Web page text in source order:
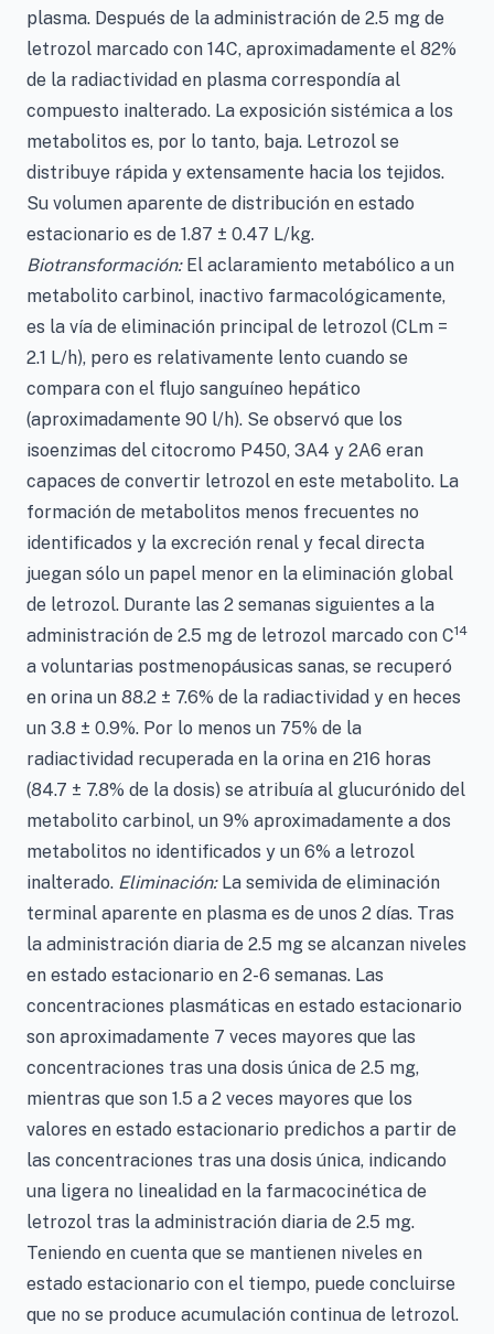
plasma. Después de la administración de 2.5 mg de
letrozol marcado con 14C, aproximadamente el 82%
de la radiactividad en plasma correspondía al
compuesto inalterado. La exposición sistémica a los
metabolitos es, por lo tanto, baja. Letrozol se
distribuye rápida y extensamente hacia los tejidos.
Su volumen aparente de distribución en estado
estacionario es de 1.87 ± 0.47 L/kg.
Biotransformación:El aclaramiento metabólico a un
metabolito carbinol, inactivo farmacológicamente,
es la vía de eliminación principal de letrozol (CLm =
2.1 L/h), pero es relativamente lento cuando se
compara con el flujo sanguíneo hepático
(aproximadamente 90 l/h). Se observó que los
isoenzimas del citocromo P450, 3A4 y 2A6 eran
capaces de convertir letrozol en este metabolito. La
formación de metabolitos menos frecuentes no
identificados y la excreción renal y fecal directa
juegan sólo un papel menor en la eliminación global
de letrozol. Durante las 2 semanas siguientes a la
administración de 2.5 mg de letrozol marcado con C14
a voluntarias postmenopáusicas sanas, se recuperó
en orina un 88.2 ± 7.6% de la radiactividad y en heces
un 3.8 ± 0.9%. Por lo menos un 75% de la
radiactividad recuperada en la orina en 216 horas
(84.7 ± 7.8% de la dosis) se atribuía al glucurónido del
metabolito carbinol, un 9% aproximadamente a dos
metabolitos no identificados y un 6% a letrozol
inalterado. Eliminación: La semivida de eliminación
terminal aparente en plasma es de unos 2 días. Tras
la administración diaria de 2.5 mg se alcanzan niveles
en estado estacionario en 2-6 semanas. Las
concentraciones plasmáticas en estado estacionario
son aproximadamente 7 veces mayores que las
concentraciones tras una dosis única de 2.5 mg,
mientras que son 1.5 a 2 veces mayores que los
valores en estado estacionario predichos a partir de
las concentraciones tras una dosis única, indicando
una ligera no linealidad en la farmacocinética de
letrozol tras la administración diaria de 2.5 mg.
Teniendo en cuenta que se mantienen niveles en
estado estacionario con el tiempo, puede concluirse
que no se produce acumulación continua de letrozol.